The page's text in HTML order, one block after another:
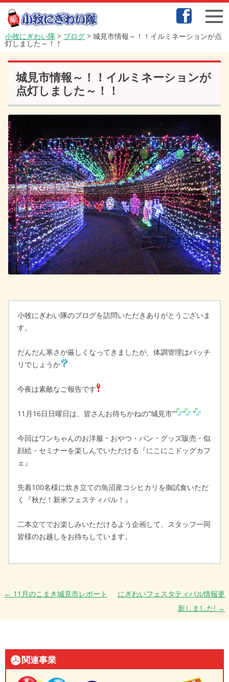
小牧にぎわい隊 > ブログ > 城見市情報～！！イルミネーションが点
灯しました～！！
城見市情報～！！イルミネーションが
点灯しました～！！
小牧にぎわい隊のブログを訪問いただきありがとうございま
す。
だんだん寒さが厳しくなってきましたが、体調管理はバッチ
リでしょうか
今夜は素敵なご報告です
11月16日日曜日は、皆さんお待ちかねの“城見市”
今回はワンちゃんのお洋服・おやつ・パン・グッズ販売・似
顔絵・セミナーを楽しんでいただける『にこにこドッグカフ
ェ』
先着100名様に炊き立ての魚沼産コシヒカリを御試食いただ
く『秋だ！新米フェスティバル！』
二本立てでお楽しみいただけるよう企画して、スタッフ一同
皆様のお越しをお待ちしています。
投稿ナビゲーション
← 11月のこまき城見市レポート
にぎわいフェスタティバル情報更
新しました! →
関連事業